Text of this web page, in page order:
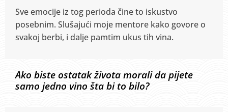
Sve emocije iz tog perioda čine to iskustvo
posebnim. Slušajući moje mentore kako govore o
svakoj berbi, i dalje pamtim ukus tih vina.
Ako biste ostatak života morali da pijete
samo jedno vino šta bi to bilo?